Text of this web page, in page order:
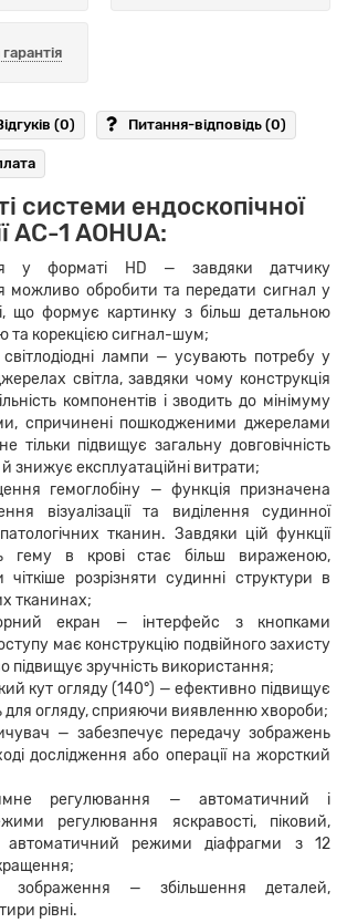
(0) Питання-відповідь (0)
системи ендоскопічної
AС-1 AOHUA:
у форматі HD — завдяки датчику
можливо обробити та передати сигнал у
що формує картинку з більш детальною
та корекцією сигнал-шум;
світлодіодні лампи — усувають потребу у
світла, завдяки чому конструкція
компонентів і зводить до мінімуму
спричинені пошкодженими джерелами
тільки підвищує загальну довговічність
знижує експлуатаційні витрати;
гемоглобіну — функція призначена
візуалізації та виділення судинної
патологічних тканин. Завдяки цій функції
гему в крові стає більш вираженою,
чіткіше розрізняти судинні структури в
тканинах;
екран — інтерфейс з кнопками
має конструкцію подвійного захисту
підвищує зручність використання;
кут огляду (140°) — ефективно підвищує
для огляду, сприяючи виявленню хвороби;
— забезпечує передачу зображень
дослідження або операції на жорсткий
регулювання — автоматичний і
регулювання яскравості, піковий,
автоматичний режими діафрагми з 12
зображення — збільшення деталей,
рівні.